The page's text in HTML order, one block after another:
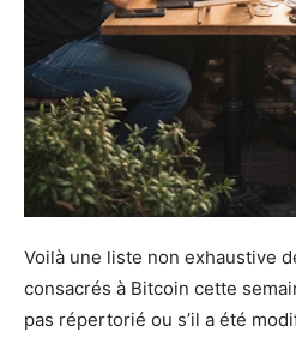
Voilà une liste non exhaustive
consacrés à Bitcoin cette
pas répertorié ou s’il a été